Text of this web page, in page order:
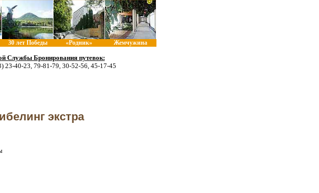
30 лет Победы «Родник» Жемчужина
Службы Бронирования путевок:
23-40-23, 79-81-79, 30-52-56, 45-17-45
экстра